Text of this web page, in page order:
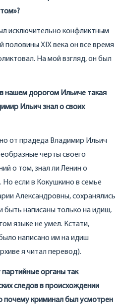
исключительно конфликтным
половины XIX века он все время
На мой взгляд, он был
нашем дорогом Ильиче такая
Ильич знал о своих
от прадеда Владимир Ильич
черты своего
о том, знал ли Ленин о
Но если в Кокушкино в семье
Александровны, сохранялись
быть написаны только на идиш,
языке не умел. Кстати,
написано им на идиш
я читал перевод).
органы так
следов в происхождении
почему криминал был усмотрен